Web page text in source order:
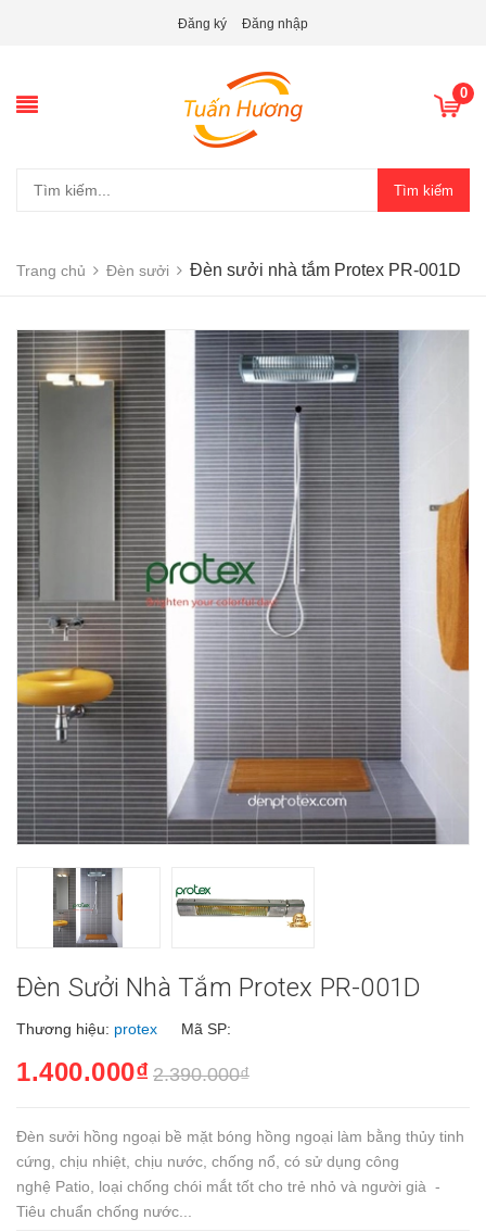
Đăng ký Đăng nhập
0
Tìm kiếm
Trang chủ Đèn sưởi Đèn sưởi nhà tắm Protex PR-001D
Đèn Sưởi Nhà Tắm Protex PR-001D
Thương hiệu: protex Mã SP:
1.400.000₫ 2.390.000₫
Đèn sưởi hồng ngoại bề mặt bóng hồng ngoại làm bằng thủy tinh
cứng, chịu nhiệt, chịu nước, chống nổ, có sử dụng công
nghệ Patio, loại chống chói mắt tốt cho trẻ nhỏ và người già -
Tiêu chuẩn chống nước...